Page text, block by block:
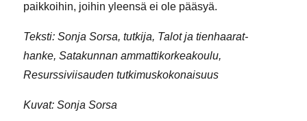
paikkoihin, joihin yleensä ei ole pääsyä.
Teksti: Sonja Sorsa, tutkija, Talot ja tienhaarat-
hanke, Satakunnan ammattikorkeakoulu,
Resurssiviisauden tutkimuskokonaisuus
Kuvat: Sonja Sorsa